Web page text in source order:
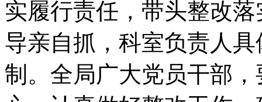
实履行责任，带头整改
导亲自抓，科室负责人
制。全局广大党员干部